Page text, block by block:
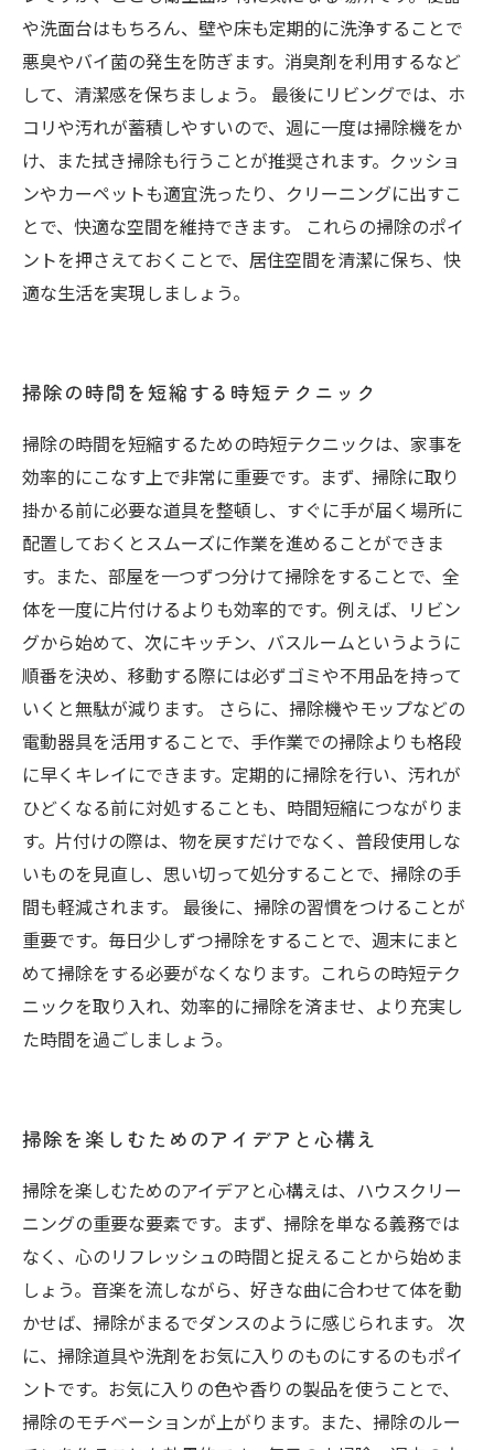
や洗面台はもちろん、壁や床も定期的に洗浄することで
悪臭やバイ菌の発生を防ぎます。消臭剤を利用するなど
して、清潔感を保ちましょう。 最後にリビングでは、ホ
コリや汚れが蓄積しやすいので、週に一度は掃除機をか
け、また拭き掃除も行うことが推奨されます。クッショ
ンやカーペットも適宜洗ったり、クリーニングに出すこ
とで、快適な空間を維持できます。 これらの掃除のポイ
ントを押さえておくことで、居住空間を清潔に保ち、快
適な生活を実現しましょう。
掃除の時間を短縮する時短テクニック
掃除の時間を短縮するための時短テクニックは、家事を
効率的にこなす上で非常に重要です。まず、掃除に取り
掛かる前に必要な道具を整頓し、すぐに手が届く場所に
配置しておくとスムーズに作業を進めることができま
す。また、部屋を一つずつ分けて掃除をすることで、全
体を一度に片付けるよりも効率的です。例えば、リビン
グから始めて、次にキッチン、バスルームというように
順番を決め、移動する際には必ずゴミや不用品を持って
いくと無駄が減ります。 さらに、掃除機やモップなどの
電動器具を活用することで、手作業での掃除よりも格段
に早くキレイにできます。定期的に掃除を行い、汚れが
ひどくなる前に対処することも、時間短縮につながりま
す。片付けの際は、物を戻すだけでなく、普段使用しな
いものを見直し、思い切って処分することで、掃除の手
間も軽減されます。 最後に、掃除の習慣をつけることが
重要です。毎日少しずつ掃除をすることで、週末にまと
めて掃除をする必要がなくなります。これらの時短テク
ニックを取り入れ、効率的に掃除を済ませ、より充実し
た時間を過ごしましょう。
掃除を楽しむためのアイデアと心構え
掃除を楽しむためのアイデアと心構えは、ハウスクリー
ニングの重要な要素です。まず、掃除を単なる義務では
なく、心のリフレッシュの時間と捉えることから始めま
しょう。音楽を流しながら、好きな曲に合わせて体を動
かせば、掃除がまるでダンスのように感じられます。 次
に、掃除道具や洗剤をお気に入りのものにするのもポイ
ントです。お気に入りの色や香りの製品を使うことで、
掃除のモチベーションが上がります。また、掃除のルー